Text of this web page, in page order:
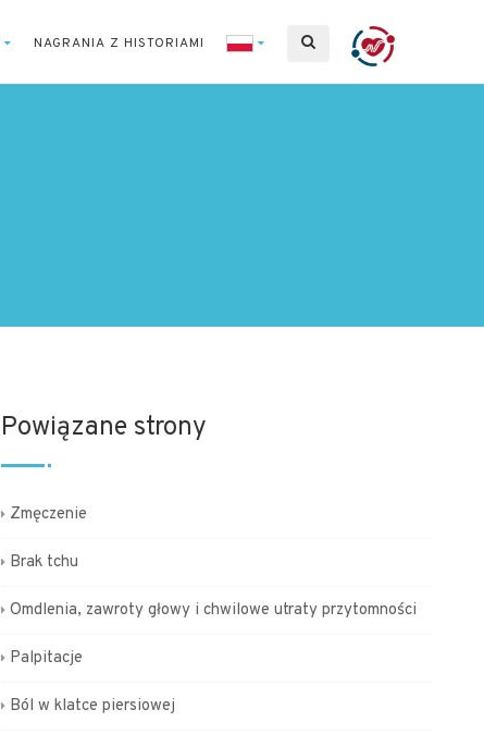
NAGRANIA Z HISTORIAMI
Powiązane strony
Zmęczenie
Brak tchu
Omdlenia, zawroty głowy i chwilowe utraty przytomności
Palpitacje
Ból w klatce piersiowej